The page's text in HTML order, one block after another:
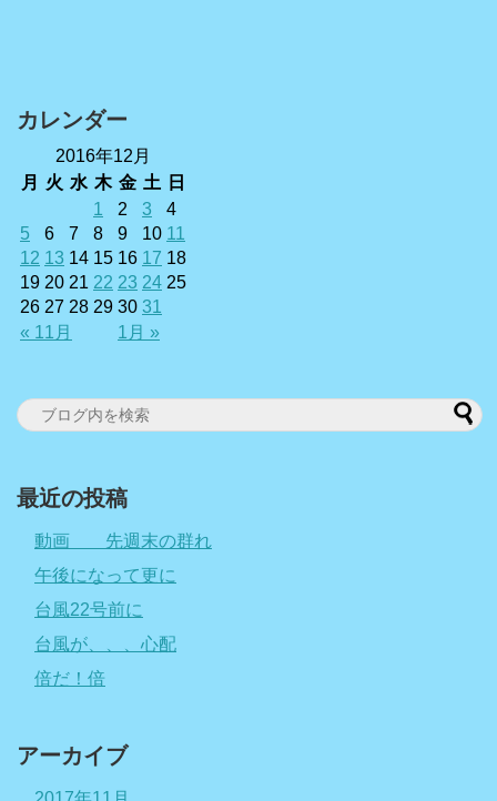
カレンダー
2016年12月
月
火 水 木 金 土 日
« 11月 1月 »
1 2 3
4
5
6 7 8 9 10 11
12 13 14 15 16 17 18
19 20 21 22 23 24 25
26 27 28 29 30 31
最近の投稿
動画 先週末の群れ
午後になって更に
台風22号前に
台風が、、、心配
倍だ！倍
アーカイブ